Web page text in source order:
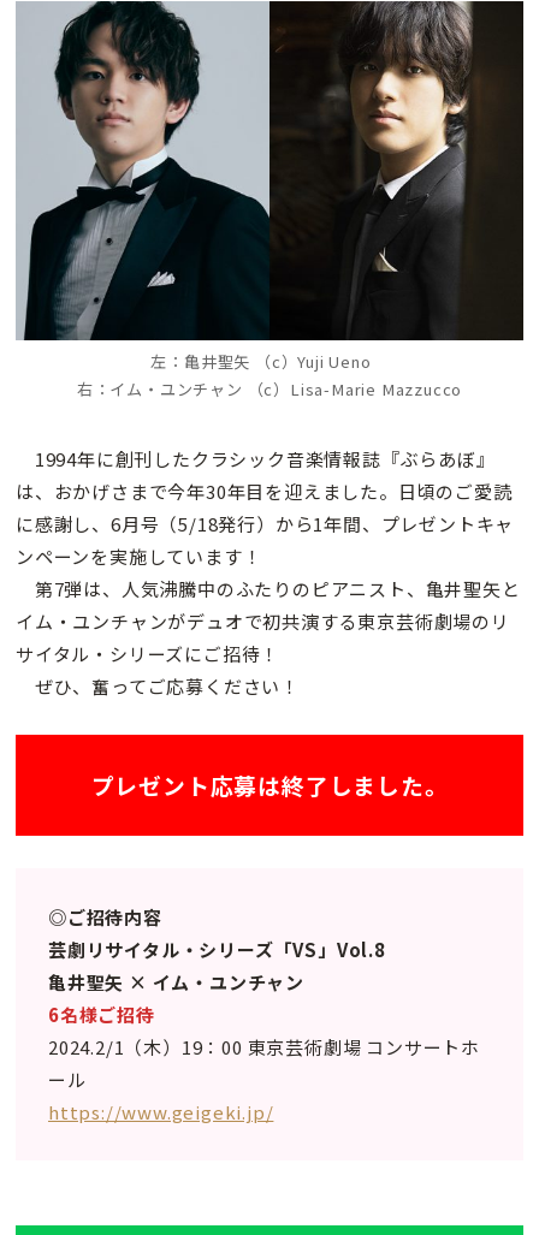
左：亀井聖矢 （c）Yuji Ueno
右：イム・ユンチャン （c）Lisa-Marie Mazzucco
1994年に創刊したクラシック音楽情報誌『ぶらあぼ』
は、おかげさまで今年30年目を迎えました。日頃のご愛読
に感謝し、6月号（5/18発行）から1年間、プレゼントキャ
ンペーンを実施しています！
第7弾は、人気沸騰中のふたりのピアニスト、亀井聖矢と
イム・ユンチャンがデュオで初共演する東京芸術劇場のリ
サイタル・シリーズにご招待！
ぜひ、奮ってご応募ください！
プレゼント応募は終了しました。
◎ご招待内容
芸劇リサイタル・シリーズ「VS」Vol.8
亀井聖矢 × イム・ユンチャン
6名様ご招待
2024.2/1（木）19：00 東京芸術劇場 コンサートホ
ール
https://www.geigeki.jp/